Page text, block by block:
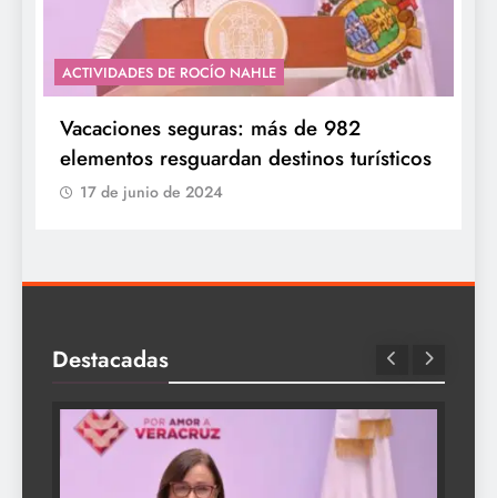
ACTIVIDADES DE ROCÍO NAHLE
Vacaciones seguras: más de 982
elementos resguardan destinos turísticos
17 de junio de 2024
Destacadas